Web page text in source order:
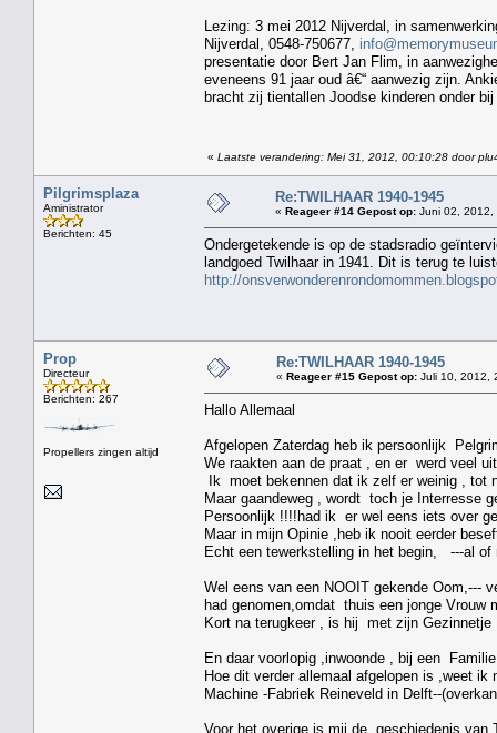
Lezing: 3 mei 2012 Nijverdal, in
Nijverdal, 0548-750677,
presentatie door Bert Jan Flim, in
eveneens 91 jaar oud â€“ aanwezig zijn.
bracht zij tientallen Joodse kinderen onder
« Laatste verandering: Mei 31, 2012, 00:10:28 door
Pilgrimsplaza
Aministrator
Berichten: 45
Re:TWILHAAR 1940-1945
« Reageer #14 Gepost op: Juni 02, 2012,
Ondergetekende is op de stadsradio
landgoed Twilhaar in 1941. Dit is terug te
http://
Prop
Directeur
Berichten: 267
Propellers zingen altijd
Re:TWILHAAR 1940-1945
« Reageer #15 Gepost op: Juli 10, 2012,
Hallo Allemaal
Afgelopen Zaterdag heb ik persoonlijk
We raakten aan de praat , en er werd veel
Ik moet bekennen dat ik zelf er weinig , tot
Maar gaandeweg , wordt toch je Interresse
Persoonlijk !!!!had ik er wel eens iets over
Maar in mijn Opinie ,heb ik nooit eerder
Echt een tewerkstelling in het begin, ---al of
Wel eens van een NOOIT gekende Oom,---
had genomen,omdat thuis een jonge Vrouw
Kort na terugkeer , is hij met zijn Gezinnetje
En daar voorlopig ,inwoonde , bij een
Hoe dit verder allemaal afgelopen is ,weet
Machine -Fabriek Reineveld in Delft--
Voor het overige is mij de geschiedenis van